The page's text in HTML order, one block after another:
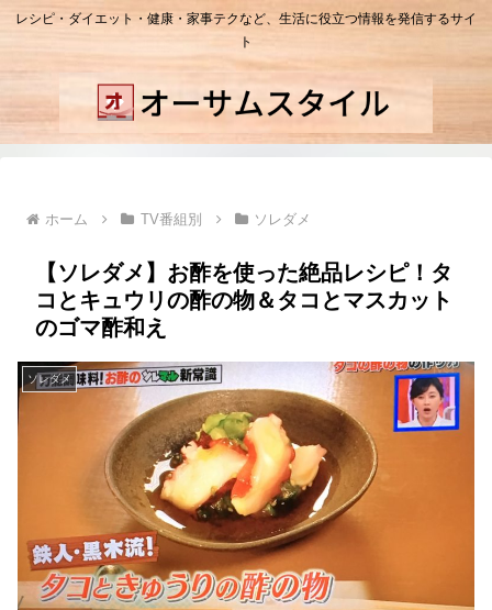
レシピ・ダイエット・健康・家事テクなど、生活に役立つ情報を発信するサイ
ト
ホーム TV番組別 ソレダメ
【ソレダメ】お酢を使った絶品レシピ！タ
コとキュウリの酢の物＆タコとマスカット
のゴマ酢和え
ソレダメ